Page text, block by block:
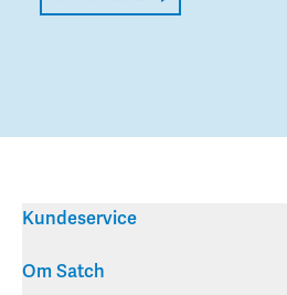
Kundeservice
Om Satch